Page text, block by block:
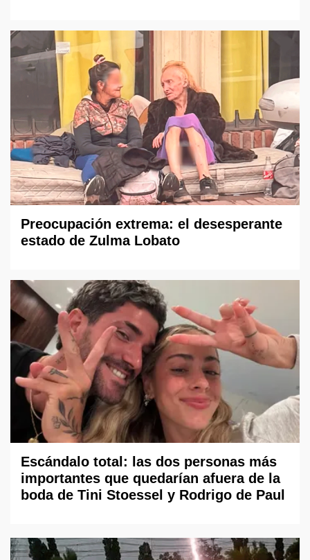
Preocupación extrema: el desesperante
estado de Zulma Lobato
Escándalo total: las dos personas más
importantes que quedarían afuera de la
boda de Tini Stoessel y Rodrigo de Paul